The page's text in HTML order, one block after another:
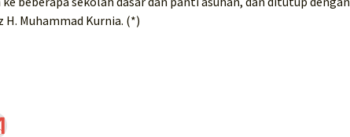
Muhammad Kurnia. (*)